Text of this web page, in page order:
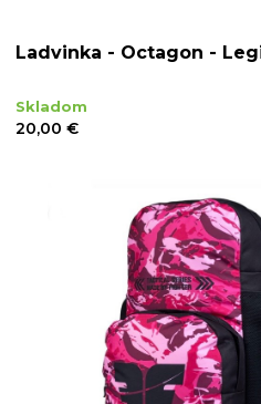
Ladvinka - Octagon -
Skladom
20,00 €